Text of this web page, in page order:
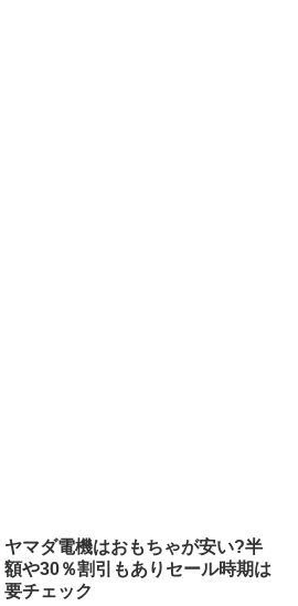
ヤマダ電機はおもちゃが安い?半
額や30％割引もありセール時期は
要チェック